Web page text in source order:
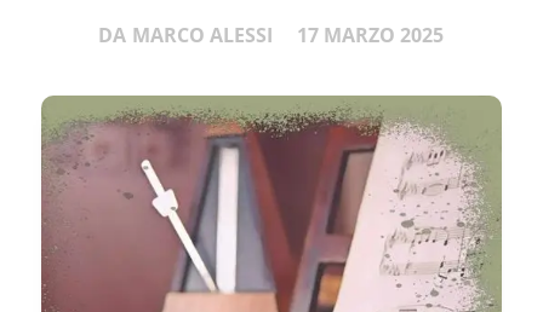
DA MARCO ALESSI 17 MARZO 2025